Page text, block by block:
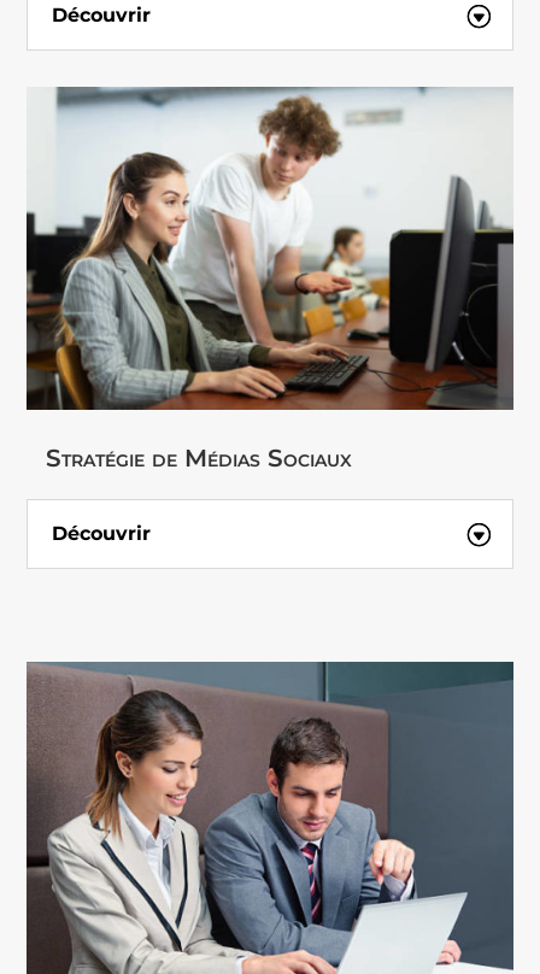
Découvrir
Stratégie de Médias Sociaux
Découvrir